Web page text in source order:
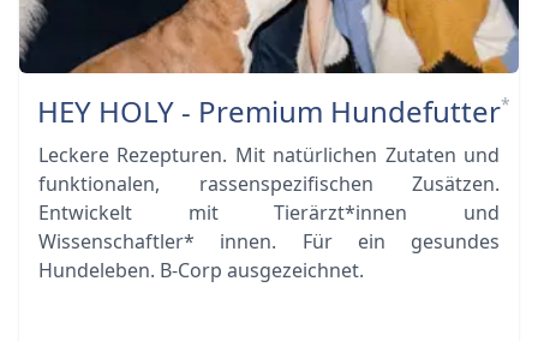
HEY HOLY - Premium Hundefutter*
Leckere Rezepturen. Mit natürlichen Zutaten und
funktionalen, rassenspezifischen Zusätzen.
Entwickelt mit Tierärzt*innen und
Wissenschaftler* innen. Für ein gesundes
Hundeleben. B-Corp ausgezeichnet.